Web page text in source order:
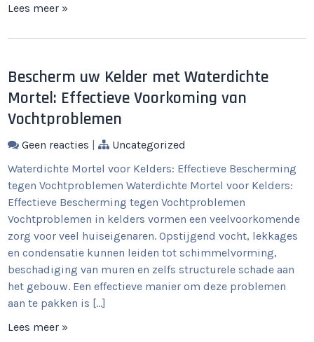
Lees meer »
Bescherm uw Kelder met Waterdichte
Mortel: Effectieve Voorkoming van
Vochtproblemen
Geen reacties |
Uncategorized
Waterdichte Mortel voor Kelders: Effectieve Bescherming
tegen Vochtproblemen Waterdichte Mortel voor Kelders:
Effectieve Bescherming tegen Vochtproblemen
Vochtproblemen in kelders vormen een veelvoorkomende
zorg voor veel huiseigenaren. Opstijgend vocht, lekkages
en condensatie kunnen leiden tot schimmelvorming,
beschadiging van muren en zelfs structurele schade aan
het gebouw. Een effectieve manier om deze problemen
aan te pakken is […]
Lees meer »